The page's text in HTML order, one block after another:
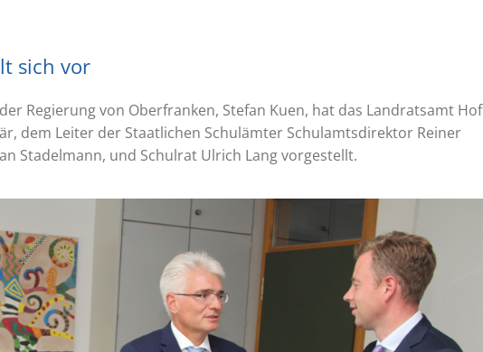
sich vor
Regierung von Oberfranken, Stefan Kuen, hat das Landratsamt Hof
dem Leiter der Staatlichen Schulämter Schulamtsdirektor Reiner
Stadelmann, und Schulrat Ulrich Lang vorgestellt.